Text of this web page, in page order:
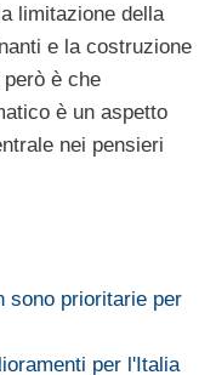
limitazione della
e la costruzione
è che
è un aspetto
nei pensieri
sono prioritarie per
per l'Italia